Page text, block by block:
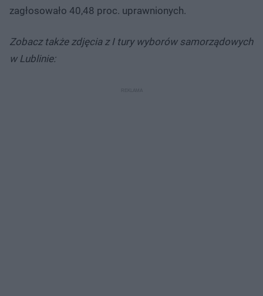
zagłosowało 40,48 proc. uprawnionych.
Zobacz także zdjęcia z I tury wyborów samorządowych
w Lublinie: